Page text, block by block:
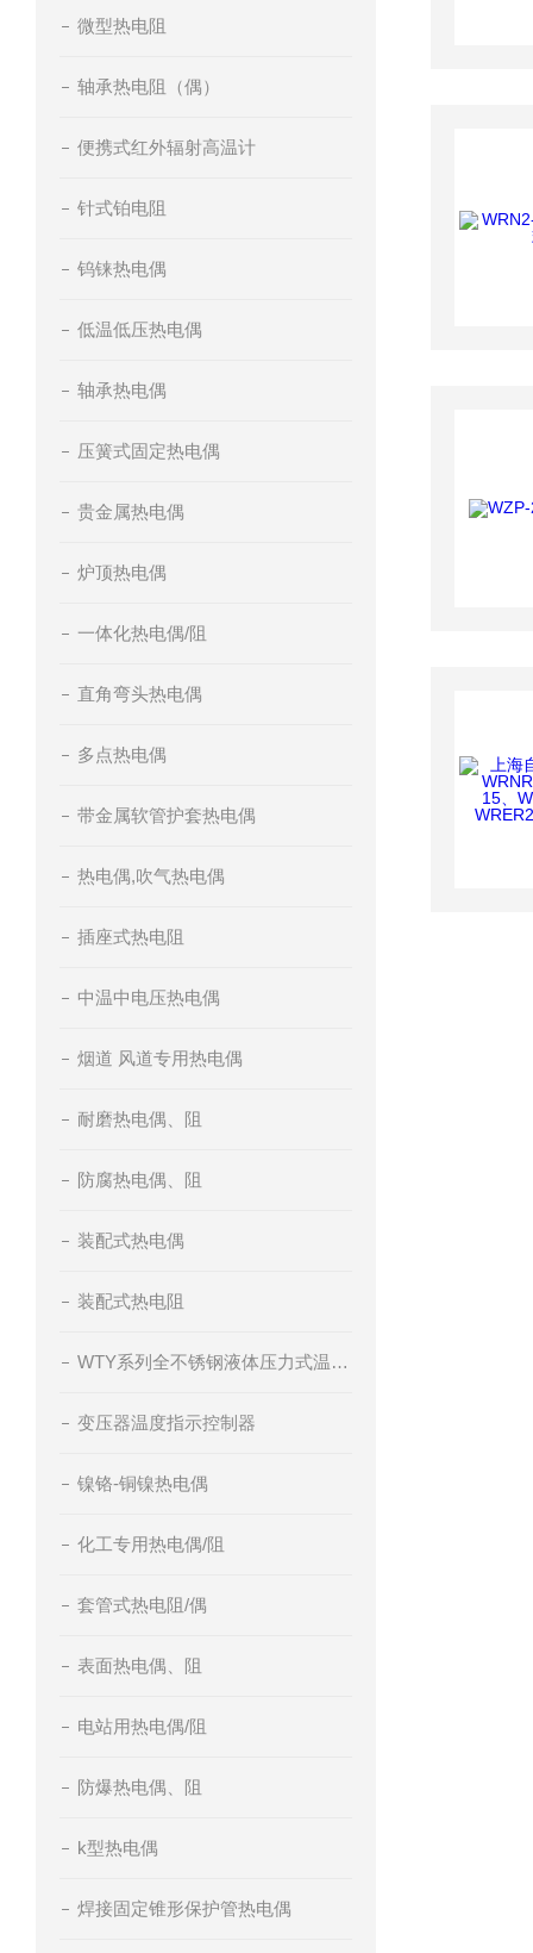
微型热电阻
轴承热电阻（偶）
便携式红外辐射高温计
针式铂电阻
钨铼热电偶
低温低压热电偶
轴承热电偶
压簧式固定热电偶
贵金属热电偶
炉顶热电偶
一体化热电偶/阻
直角弯头热电偶
多点热电偶
带金属软管护套热电偶
热电偶,吹气热电偶
插座式热电阻
中温中电压热电偶
烟道 风道专用热电偶
耐磨热电偶、阻
防腐热电偶、阻
装配式热电偶
装配式热电阻
WTY系列全不锈钢液体压力式温度计
变压器温度指示控制器
镍铬-铜镍热电偶
化工专用热电偶/阻
套管式热电阻/偶
表面热电偶、阻
电站用热电偶/阻
防爆热电偶、阻
k型热电偶
焊接固定锥形保护管热电偶